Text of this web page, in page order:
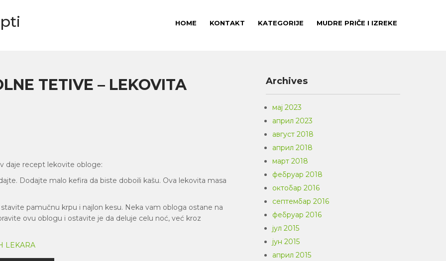
HOME KONTAKT KATEGORIJE MUDRE PRIČE I IZREKE
TETIVE – LEKOVITA
daje recept lekovite obloge:
Dodajte malo kefira da biste doboili kašu. Ova lekovita masa
pamučnu krpu i najlon kesu. Neka vam obloga ostane na
ovu oblogu i ostavite je da deluje celu noć, već kroz
LEKARA
Archives
мај 2023
април 2023
август 2018
април 2018
март 2018
фебруар 2018
октобар 2016
септембар 2016
фебруар 2016
јул 2015
јун 2015
април 2015